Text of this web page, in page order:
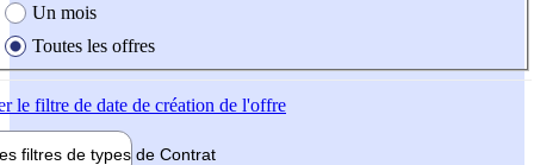
Un mois
Toutes les offres
le filtre de date de création de l'offre
filtres de types de Contrat